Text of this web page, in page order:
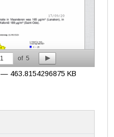
1 of 5
— 463.8154296875 KB